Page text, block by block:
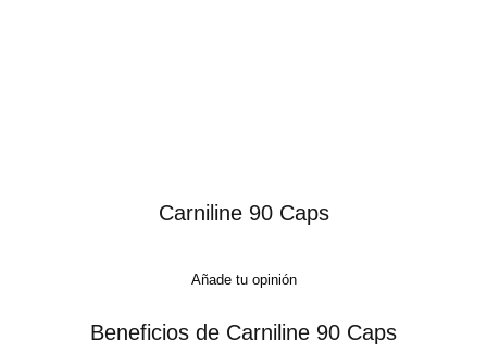
Carniline 90 Caps
Añade tu opinión
Beneficios de Carniline 90 Caps